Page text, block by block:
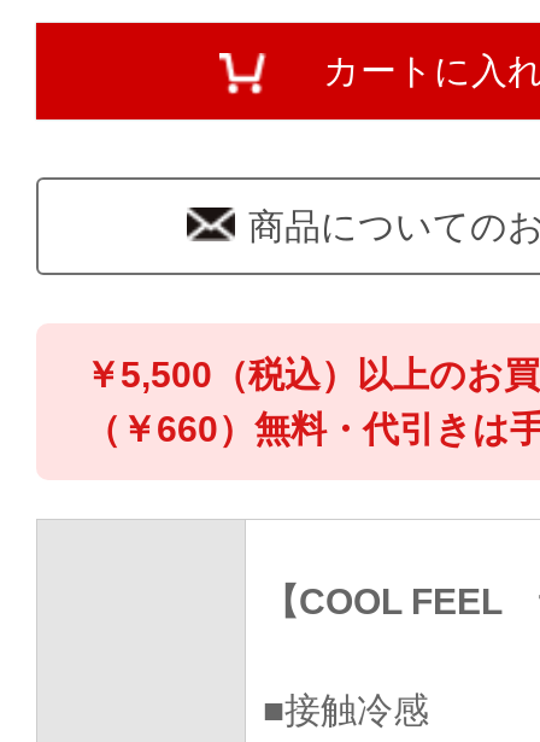
カートに入
商品についての
￥5,500（税込）以上のお
（￥660）無料・代引きは
【COOL
■接触冷感